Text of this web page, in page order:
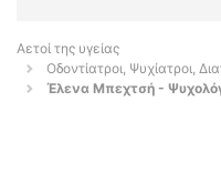
Αετοί της υγείας
Οδοντίατροι, Ψυχίατροι,
Έλενα Μπεχτσή -